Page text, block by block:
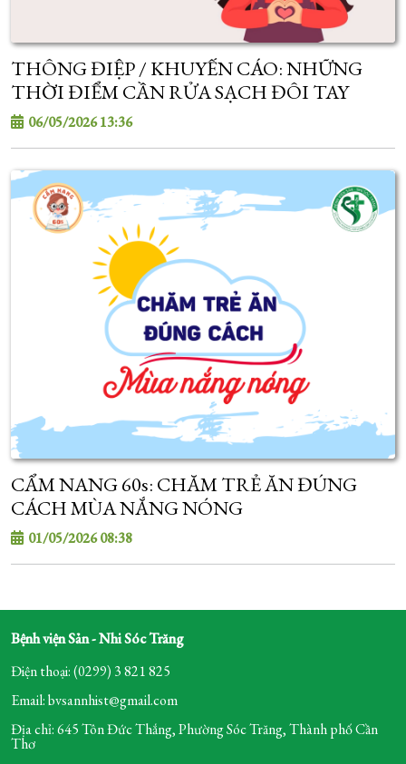
THÔNG ĐIỆP / KHUYẾN CÁO: NHỮNG
THỜI ĐIỂM CẦN RỬA SẠCH ĐÔI TAY
06/05/2026 13:36
CẨM NANG 60s: CHĂM TRẺ ĂN ĐÚNG
CÁCH MÙA NẮNG NÓNG
01/05/2026 08:38
Bệnh viện Sản - Nhi Sóc Trăng
Điện thoại: (0299) 3 821 825
Email: bvsannhist@gmail.com
Địa chỉ: 645 Tôn Đức Thắng, Phường Sóc Trăng,Thành phố Cần
Thơ